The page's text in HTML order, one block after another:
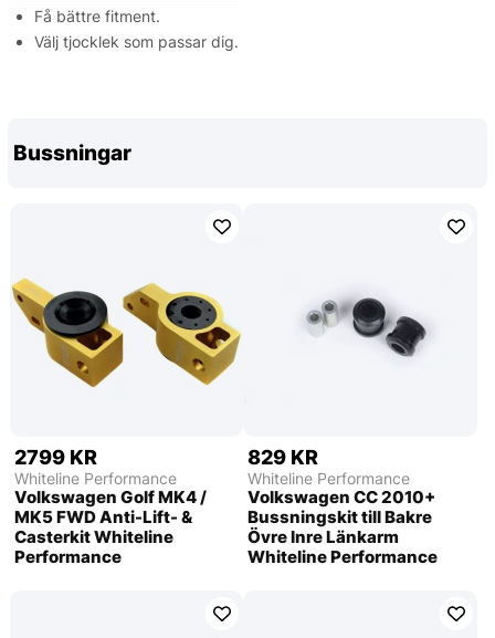
Få bättre fitment.
Välj tjocklek som passar dig.
Bussningar
2799 KR
Whiteline Performance
Volkswagen Golf MK4 /
MK5 FWD Anti-Lift- &
Casterkit Whiteline
Performance
829 KR
Whiteline Performance
Volkswagen CC 2010+
Bussningskit till Bakre
Övre Inre Länkarm
Whiteline Performance